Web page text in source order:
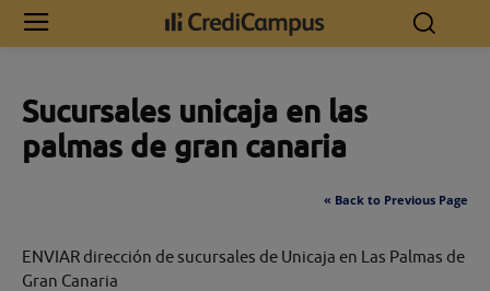
Inicio Sucursales unicaja en las palmas de gran canaria
Sucursales unicaja en las
palmas de gran canaria
« Back to Previous Page
ENVIAR dirección de sucursales de Unicaja en Las Palmas de
Gran Canaria